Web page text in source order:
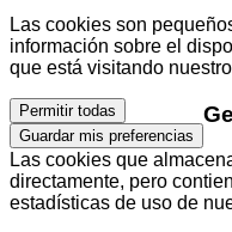
Las cookies son
información sobre el
que está visitando
Permitir todas
Guardar mis preferencias
Las cookies que
directamente, pero
estadísticas de uso de